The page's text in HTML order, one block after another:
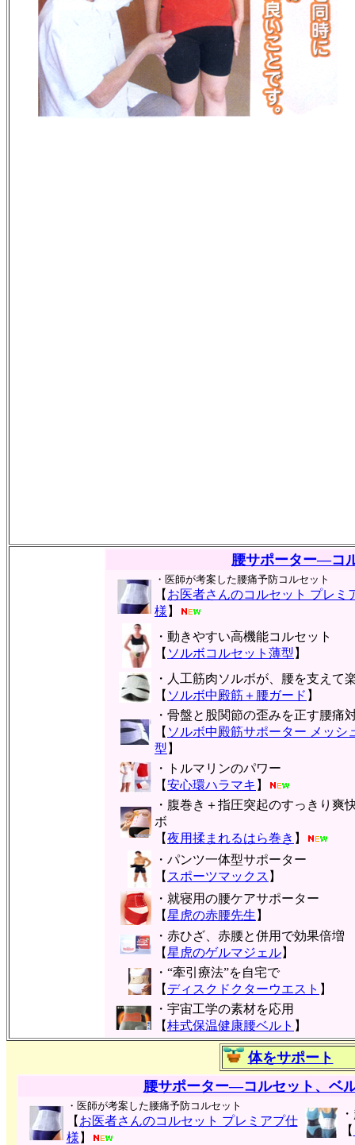
腰サポーター―コ
・医師が考案した腰痛予防コルセット
【 お医者さんのコルセット プレミ
様 】
・動きやすい高機能コルセット
【 ソルボコルセット薄型 】
・人工筋肉ソルボが、腰を支えて
【 ソルボ中殿筋＋腰ガード 】
・骨盤と股関節の歪みを正す腰痛
【 ソルボ中殿筋サポーター メッシ
型 】
・トルマリンのパワー
【安心環ハラマキ 】
・腹巻き＋指圧突起のすっきり爽
ボ
【夜用揉まれるはら巻き 】
・パンツ一体型サポーター
【 スポーツマックス 】
・就寝用の腰ケアサポーター
【星虎の赤腰先生 】
・赤ひざ、赤腰と併用で効果倍増
【星虎のゲルマジェル】
・“牽引療法”を自宅で
【 ディスクドクターウエスト 】
・宇宙工学の素材を応用
【桂式保温健康腰ベルト 】
体をサポート
腰サポーター―コルセット、ベ
・医師が考案した腰痛予防コルセット
【 お医者さんのコルセット プレミアプ仕
様 】
【